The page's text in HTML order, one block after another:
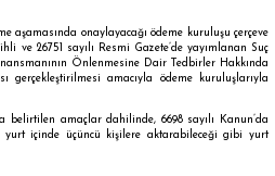
aşamasında onaylayacağı ödeme kuruluşu çerçeve
ve 26751 sayılı Resmi Gazete’de yayımlanan Suç
Önlenmesine Dair Tedbirler Hakkında
gerçekleştirilmesi amacıyla ödeme kuruluşlarıyla
belirtilen amaçlar dahilinde, 6698 sayılı Kanun’da
içinde üçüncü kişilere aktarabileceği gibi yurt